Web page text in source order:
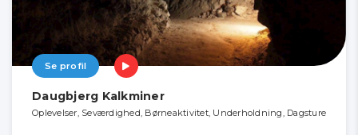
Se profil
Daugbjerg Kalkminer
Oplevelser, Seværdighed, Børneaktivitet, Underholdning, Dagsture